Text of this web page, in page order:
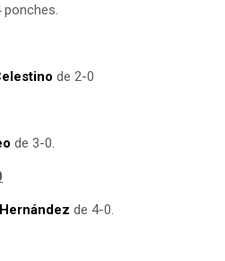
ponches.
de 2-0
de 3-0.
de 4-0.